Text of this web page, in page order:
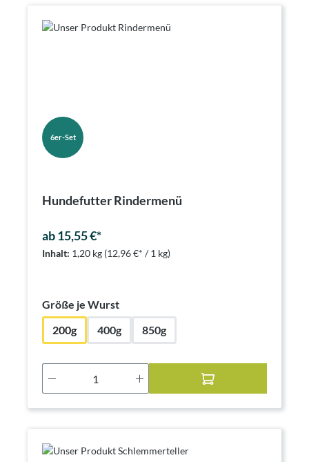
6er-Set
Hundefutter Rindermenü
ab 15,55 €*
Inhalt: 1,20 kg (12,96 €* / 1 kg)
Größe je Wurstauswählen
200g
400g 850g
Produkt Anzahl: Gib den gewünschten